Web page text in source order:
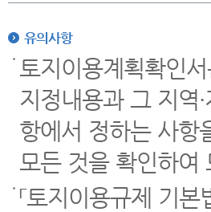
유의사항
토지이용계획확인서
지정내용과 그 지역
항에서 정하는 사항
모든 것을 확인하여
「토지이용규제 기